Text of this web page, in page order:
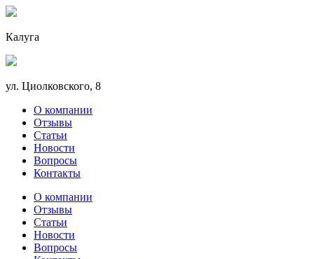
Калуга
ул. Циолковского, 8
О компании
Отзывы
Статьи
Новости
Вопросы
Контакты
О компании
Отзывы
Статьи
Новости
Вопросы